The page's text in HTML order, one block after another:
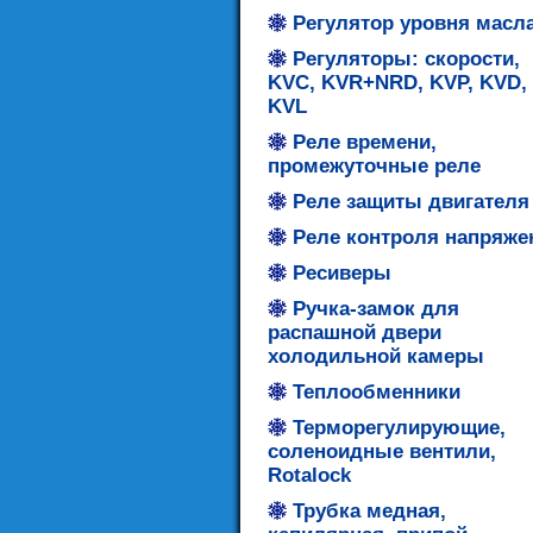
Регулятор уровня
Регуляторы: скорости,
KVC, KVR+NRD, KVP, KVD,
KVL
Реле времени,
промежуточные реле
Реле защиты двигателя
Реле контроля
Ресиверы
Ручка-замок для
распашной двери
холодильной камеры
Теплообменники
Терморегулирующие,
соленоидные вентили,
Rotalock
Трубка медная,